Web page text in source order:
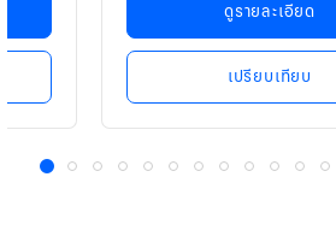
ดูรายละเอียด
เปรียบเทียบ
1 2 3 4 5 6 7 8 9 10 11 12